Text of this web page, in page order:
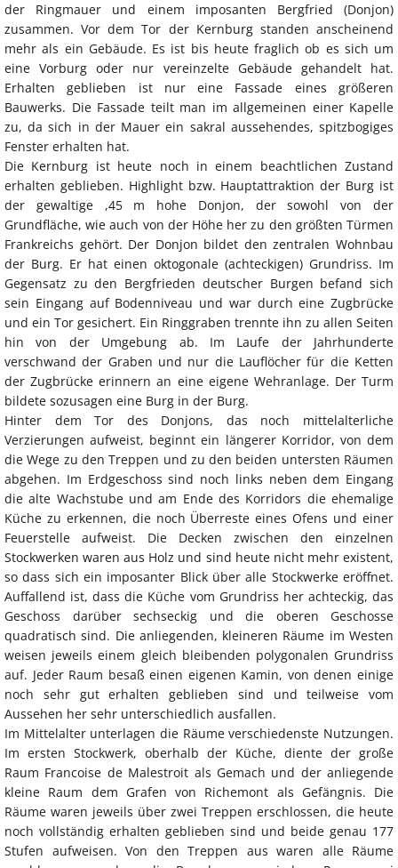
der Ringmauer und einem imposanten Bergfried (Donjon)
zusammen. Vor dem Tor der Kernburg standen anscheinend
mehr als ein Gebäude. Es ist bis heute fraglich ob es sich um
eine Vorburg oder nur vereinzelte Gebäude gehandelt hat.
Erhalten geblieben ist nur eine Fassade eines größeren
Bauwerks. Die Fassade teilt man im allgemeinen einer Kapelle
zu, da sich in der Mauer ein sakral aussehendes, spitzbogiges
Fenster erhalten hat.
Die Kernburg ist heute noch in einem beachtlichen Zustand
erhalten geblieben. Highlight bzw. Hauptattraktion der Burg ist
der gewaltige ,45 m hohe Donjon, der sowohl von der
Grundfläche, wie auch von der Höhe her zu den größten Türmen
Frankreichs gehört. Der Donjon bildet den zentralen Wohnbau
der Burg. Er hat einen oktogonale (achteckigen) Grundriss. Im
Gegensatz zu den Bergfrieden deutscher Burgen befand sich
sein Eingang auf Bodenniveau und war durch eine Zugbrücke
und ein Tor gesichert. Ein Ringgraben trennte ihn zu allen Seiten
hin von der Umgebung ab. Im Laufe der Jahrhunderte
verschwand der Graben und nur die Lauflöcher für die Ketten
der Zugbrücke erinnern an eine eigene Wehranlage. Der Turm
bildete sozusagen eine Burg in der Burg.
Hinter dem Tor des Donjons, das noch mittelalterliche
Verzierungen aufweist, beginnt ein längerer Korridor, von dem
die Wege zu den Treppen und zu den beiden untersten Räumen
abgehen. Im Erdgeschoss sind noch links neben dem Eingang
die alte Wachstube und am Ende des Korridors die ehemalige
Küche zu erkennen, die noch Überreste eines Ofens und einer
Feuerstelle aufweist. Die Decken zwischen den einzelnen
Stockwerken waren aus Holz und sind heute nicht mehr existent,
so dass sich ein imposanter Blick über alle Stockwerke eröffnet.
Auffallend ist, dass die Küche vom Grundriss her achteckig, das
Geschoss darüber sechseckig und die oberen Geschosse
quadratisch sind. Die anliegenden, kleineren Räume im Westen
weisen jeweils einem gleich bleibenden polygonalen Grundriss
auf. Jeder Raum besaß einen eigenen Kamin, von denen einige
noch sehr gut erhalten geblieben sind und teilweise vom
Aussehen her sehr unterschiedlich ausfallen.
Im Mittelalter unterlagen die Räume verschiedenste Nutzungen.
Im ersten Stockwerk, oberhalb der Küche, diente der große
Raum Francoise de Malestroit als Gemach und der anliegende
kleine Raum dem Grafen von Richemont als Gefängnis. Die
Räume waren jeweils über zwei Treppen erschlossen, die heute
noch vollständig erhalten geblieben sind und beide genau 177
Stufen aufweisen. Von den Treppen aus waren alle Räume